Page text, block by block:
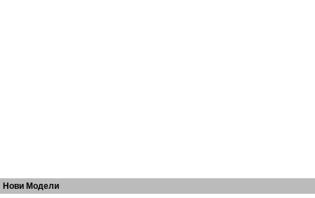
Нови Модели